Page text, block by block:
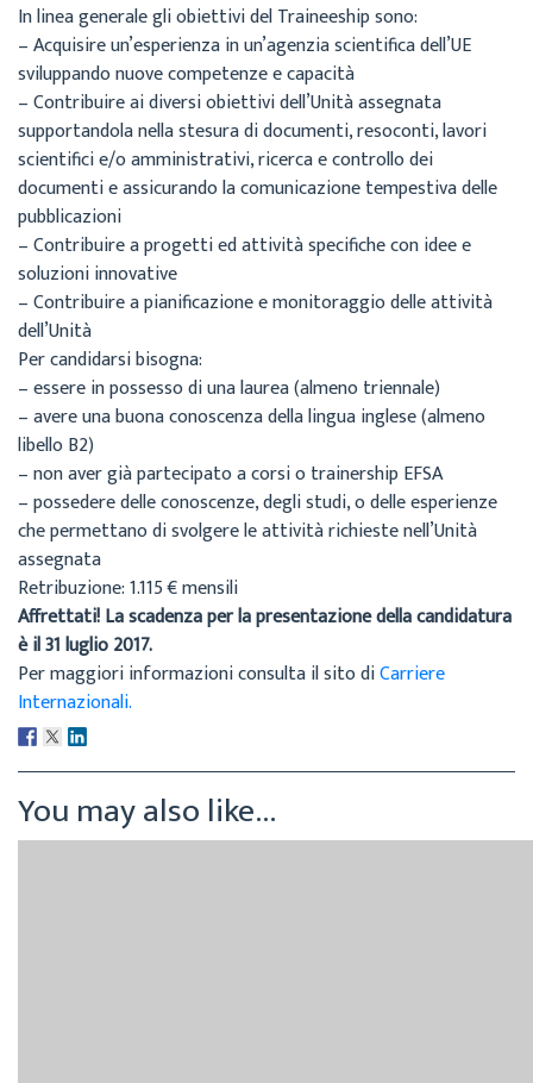
In linea generale gli obiettivi del Traineeship sono:
– Acquisire un’esperienza in un’agenzia scientifica dell’UE
sviluppando nuove competenze e capacità
– Contribuire ai diversi obiettivi dell’Unità assegnata
supportandola nella stesura di documenti, resoconti, lavori
scientifici e/o amministrativi, ricerca e controllo dei
documenti e assicurando la comunicazione tempestiva delle
pubblicazioni
– Contribuire a progetti ed attività specifiche con idee e
soluzioni innovative
– Contribuire a pianificazione e monitoraggio delle attività
dell’Unità
Per candidarsi bisogna:
– essere in possesso di una laurea (almeno triennale)
– avere una buona conoscenza della lingua inglese (almeno
libello B2)
– non aver già partecipato a corsi o trainership EFSA
– possedere delle conoscenze, degli studi, o delle esperienze
che permettano di svolgere le attività richieste nell’Unità
assegnata
Retribuzione: 1.115 € mensili
Affrettati! La scadenza per la presentazione della candidatura
è il 31 luglio 2017.
Per maggiori informazioni consulta il sito diCarriere
Internazionali.
You may also like...